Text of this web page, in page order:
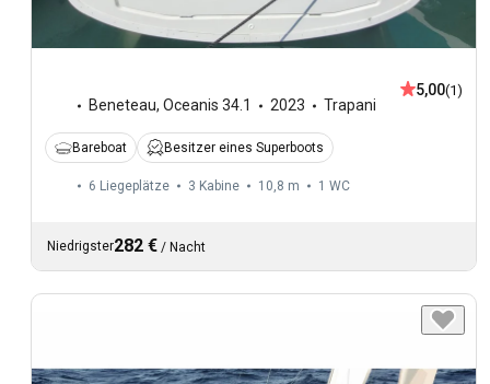
Beneteau, Oceanis 34.1 2023 Trapani
5,00(1)
Bareboat Besitzer eines Superboots
6 Liegeplätze 3 Kabine 10,8 m 1 WC
Niedrigster282 € / Nacht